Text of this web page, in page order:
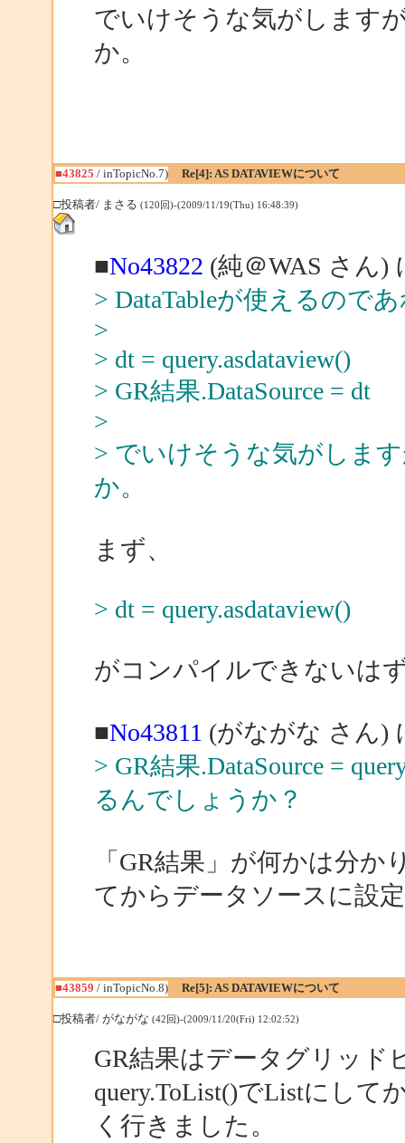
でいけそうな気がします
か。
■43825 / inTopicNo.7) Re[4]: AS DATAVIEWについて
□投稿者/ まさる (120回)-(2009/11/19(Thu) 16:48:39)
■No43822 (純＠WAS さん)
> DataTableが使えるので
>
> dt = query.asdataview()
> GR結果.DataSource = dt
>
> でいけそうな気がしま
か。
まず、
> dt = query.asdataview()
がコンパイルできないは
■No43811 (がながな さん)
> GR結果.DataSource =
るんでしょうか？
「GR結果」が何かは分か
てからデータソースに設
■43859 / inTopicNo.8) Re[5]: AS DATAVIEWについて
□投稿者/ がながな (42回)-(2009/11/20(Fri) 12:02:52)
GR結果はデータグリッド
query.ToList()でListにして
く行きました。